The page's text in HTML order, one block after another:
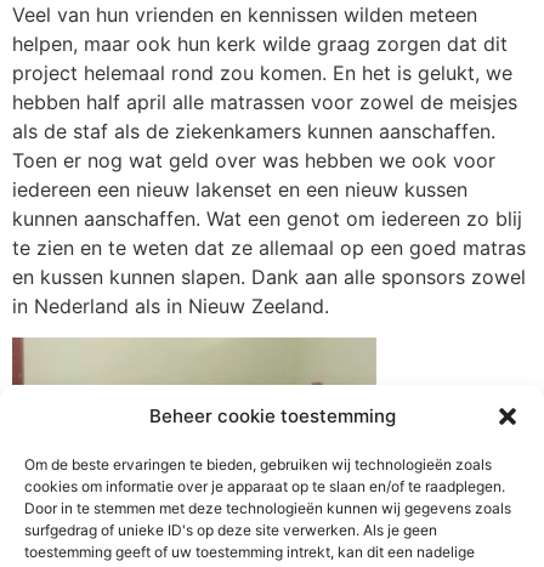
Beheer cookie toestemming
Om de beste ervaringen te bieden, gebruiken wij technologieën zoals
cookies om informatie over je apparaat op te slaan en/of te raadplegen.
Door in te stemmen met deze technologieën kunnen wij gegevens zoals
surfgedrag of unieke ID's op deze site verwerken. Als je geen
toestemming geeft of uw toestemming intrekt, kan dit een nadelige
Veel van hun vrienden en kennissen wilden meteen
helpen, maar ook hun kerk wilde graag zorgen dat dit
project helemaal rond zou komen. En het is gelukt, we
hebben half april alle matrassen voor zowel de meisjes
als de staf als de ziekenkamers kunnen aanschaffen.
Toen er nog wat geld over was hebben we ook voor
iedereen een nieuw lakenset en een nieuw kussen
kunnen aanschaffen. Wat een genot om iedereen zo blij
te zien en te weten dat ze allemaal op een goed matras
en kussen kunnen slapen. Dank aan alle sponsors zowel
in Nederland als in Nieuw Zeeland.